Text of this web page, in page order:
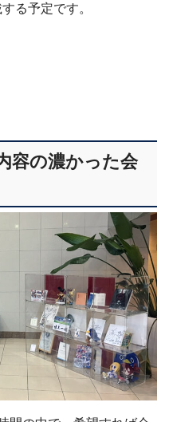
る予定です。
容の濃かった会